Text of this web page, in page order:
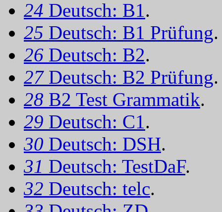
24 Deutsch: B1.
25 Deutsch: B1 Prüfung.
26 Deutsch: B2.
27 Deutsch: B2 Prüfung.
28 B2 Test Grammatik.
29 Deutsch: C1.
30 Deutsch: DSH.
31 Deutsch: TestDaF.
32 Deutsch: telc.